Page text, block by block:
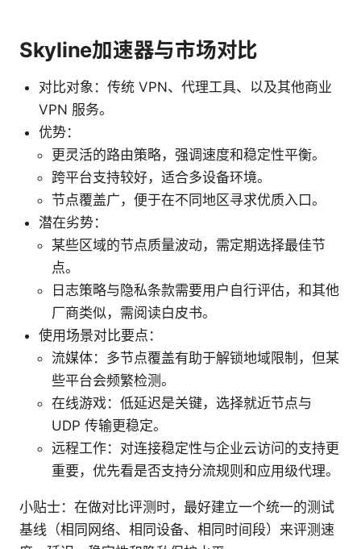
Skyline加速器与市场对比
对比对象：传统 VPN、代理工具、以及其他商业
VPN 服务。
优势：
更灵活的路由策略，强调速度和稳定性平衡。
跨平台支持较好，适合多设备环境。
节点覆盖广，便于在不同地区寻求优质入口。
潜在劣势：
某些区域的节点质量波动，需定期选择最佳节
点。
日志策略与隐私条款需要用户自行评估，和其他
厂商类似，需阅读白皮书。
使用场景对比要点：
流媒体：多节点覆盖有助于解锁地域限制，但某
些平台会频繁检测。
在线游戏：低延迟是关键，选择就近节点与
UDP 传输更稳定。
远程工作：对连接稳定性与企业云访问的支持更
重要，优先看是否支持分流规则和应用级代理。
小贴士：在做对比评测时，最好建立一个统一的测试
基线（相同网络、相同设备、相同时间段）来评测速